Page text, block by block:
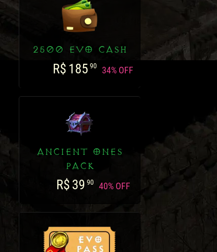
2500 EVO CASH
R$ 185 90 34% OFF
ANCIENT ONES
PACK
R$ 39 90 40% OFF